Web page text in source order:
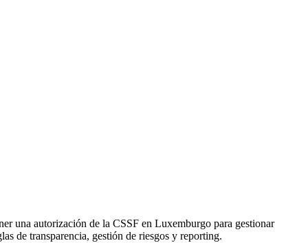
una autorización de la CSSF en Luxemburgo para gestionar
de transparencia, gestión de riesgos y reporting.